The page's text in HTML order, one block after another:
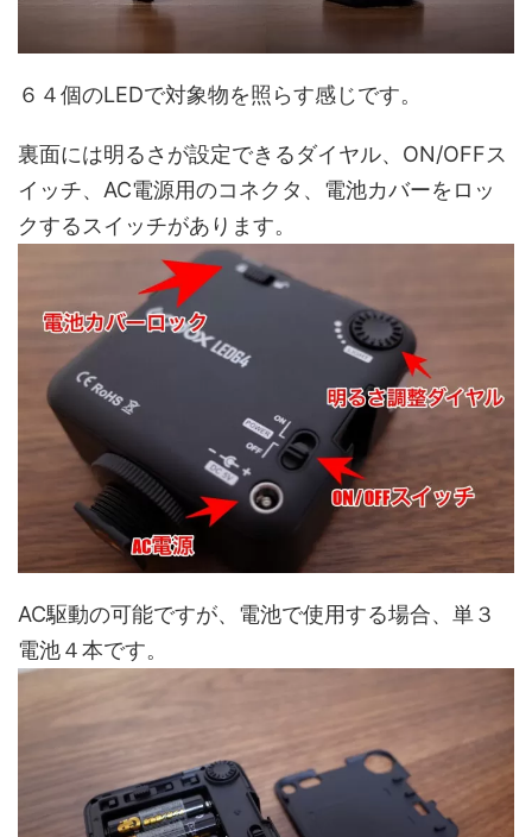
６４個のLEDで対象物を照らす感じです。
裏面には明るさが設定できるダイヤル、ON/OFFス
イッチ、AC電源用のコネクタ、電池カバーをロッ
クするスイッチがあります。
AC駆動の可能ですが、電池で使用する場合、単３
電池４本です。